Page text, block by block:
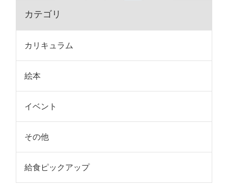
カテゴリ
カリキュラム
絵本
イベント
その他
給食ピックアップ